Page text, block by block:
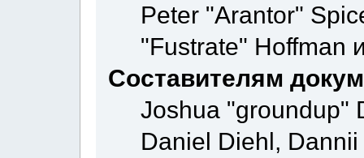
Peter "Arantor"
"Fustrate" Hoffman
Составителям
Joshua "groundup"
Daniel Diehl,